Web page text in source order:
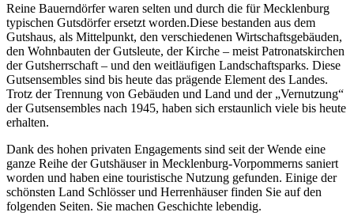
Reine Bauerndörfer waren selten und durch die für Mecklenburg
typischen Gutsdörfer ersetzt worden.Diese bestanden aus dem
Gutshaus, als Mittelpunkt, den verschiedenen Wirtschaftsgebäuden,
den Wohnbauten der Gutsleute, der Kirche – meist Patronatskirchen
der Gutsherrschaft – und den weitläufigen Landschaftsparks. Diese
Gutsensembles sind bis heute das prägende Element des Landes.
Trotz der Trennung von Gebäuden und Land und der „Vernutzung“
der Gutsensembles nach 1945, haben sich erstaunlich viele bis heute
erhalten.
Dank des hohen privaten Engagements sind seit der Wende eine
ganze Reihe der Gutshäuser in Mecklenburg-Vorpommerns saniert
worden und haben eine touristische Nutzung gefunden. Einige der
schönsten Land Schlösser und Herrenhäuser finden Sie auf den
folgenden Seiten. Sie machen Geschichte lebendig.